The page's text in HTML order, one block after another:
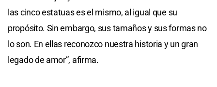
las cinco estatuas es el mismo, al igual que su
propósito. Sin embargo, sus tamaños y sus formas no
lo son. En ellas reconozco nuestra historia y un gran
legado de amor”, afirma.